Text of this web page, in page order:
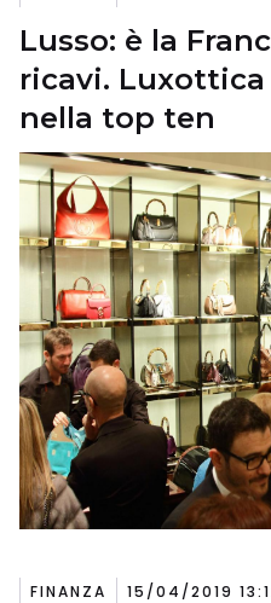
Lusso: è la
ricavi.
nella top ten
FINANZA 15/04/2019